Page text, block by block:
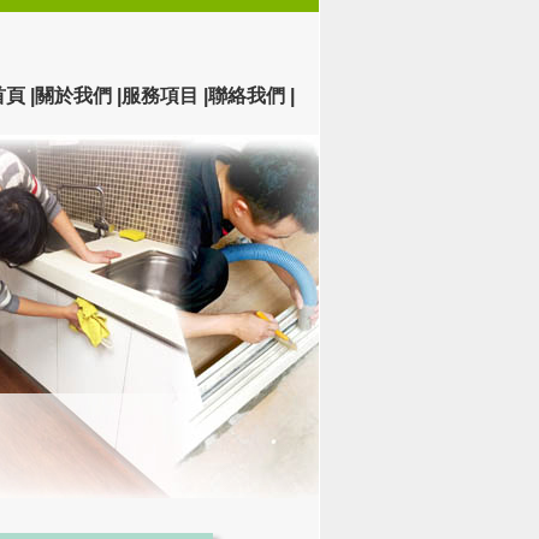
| 關於我們 | 服務項目 | 聯絡我們 |